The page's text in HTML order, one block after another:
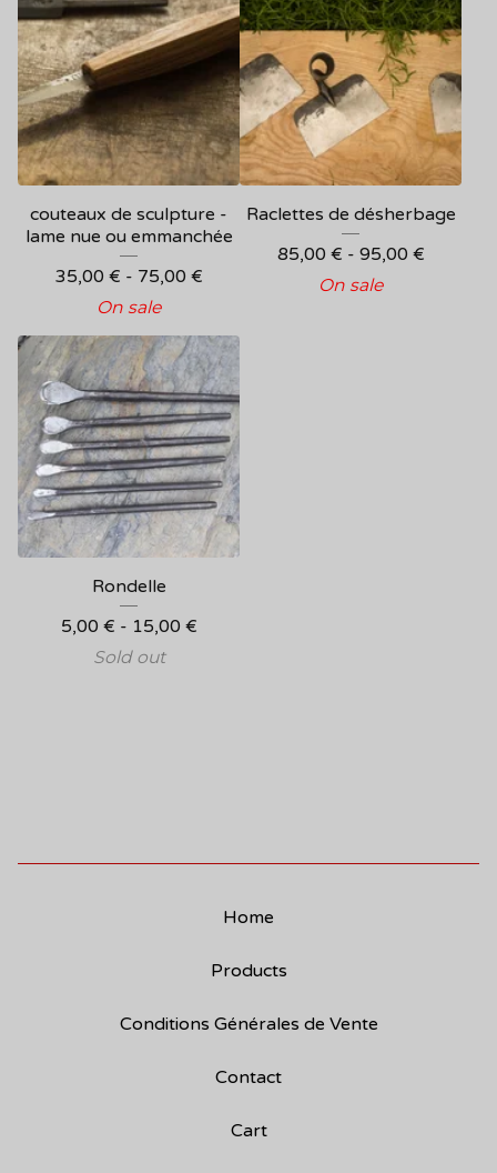
couteaux de sculpture -
lame nue ou emmanchée
35,00 € - 75,00 €
On sale
Raclettes de désherbage
85,00 € - 95,00 €
On sale
Rondelle
5,00 € - 15,00 €
Sold out
Home
Products
Conditions Générales de Vente
Contact
Cart